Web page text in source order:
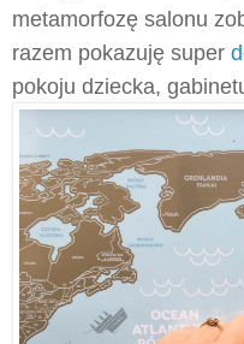
metamorfozę salonu
razem pokazuję super
pokoju dziecka,